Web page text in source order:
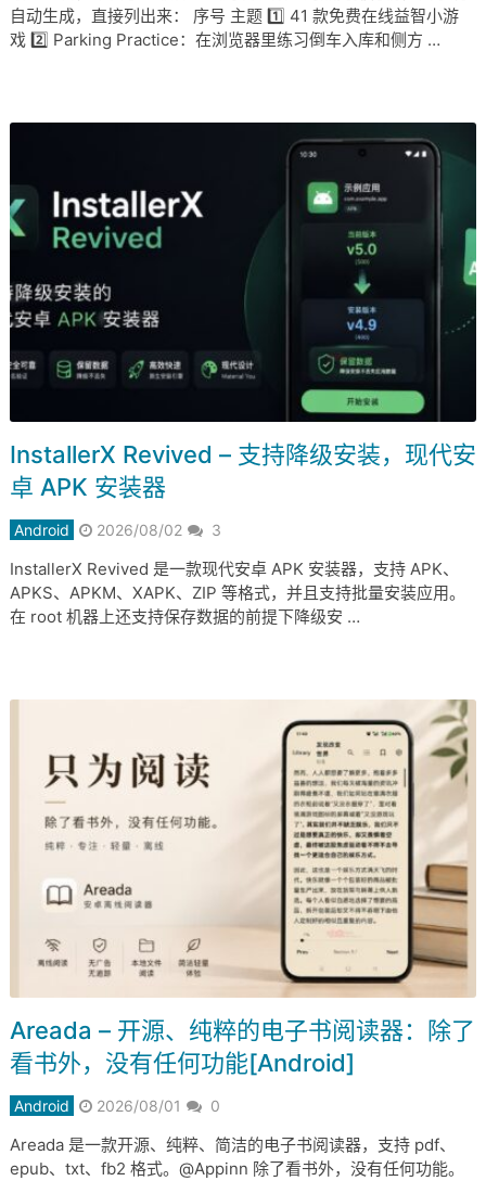
自动生成，直接列出来： 序号 主题 1️⃣ 41 款免费在线益智小游
戏 2️⃣ Parking Practice：在浏览器里练习倒车入库和侧方 …
InstallerX Revived – 支持降级安装，现代安
卓 APK 安装器
Android 2026/08/02 3
InstallerX Revived 是一款现代安卓 APK 安装器，支持 APK、
APKS、APKM、XAPK、ZIP 等格式，并且支持批量安装应用。
在 root 机器上还支持保存数据的前提下降级安 …
Areada – 开源、纯粹的电子书阅读器：除了
看书外，没有任何功能[Android]
Android 2026/08/01 0
Areada 是一款开源、纯粹、简洁的电子书阅读器，支持 pdf、
epub、txt、fb2 格式。@Appinn 除了看书外，没有任何功能。